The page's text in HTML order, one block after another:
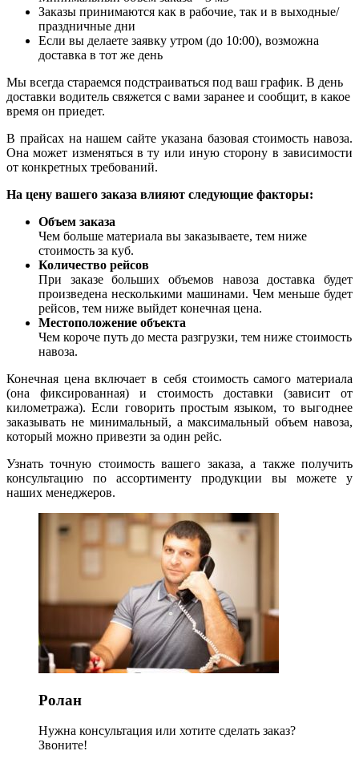
Заказы принимаются как в рабочие, так и в выходные/
праздничные дни
Если вы делаете заявку утром (до 10:00), возможна
доставка в тот же день
Мы всегда стараемся подстраиваться под ваш график. В день
доставки водитель свяжется с вами заранее и сообщит, в какое
время он приедет.
В прайсах на нашем сайте указана базовая стоимость навоза.
Она может изменяться в ту или иную сторону в зависимости
от конкретных требований.
На цену вашего заказа влияют следующие факторы:
Объем заказа
Чем больше материала вы заказываете, тем ниже
стоимость за куб.
Количество рейсов
При заказе больших объемов навоза доставка будет
произведена несколькими машинами. Чем меньше будет
рейсов, тем ниже выйдет конечная цена.
Местоположение объекта
Чем короче путь до места разгрузки, тем ниже стоимость
навоза.
Конечная цена включает в себя стоимость самого материала
(она фиксированная) и стоимость доставки (зависит от
километража). Если говорить простым языком, то выгоднее
заказывать не минимальный, а максимальный объем навоза,
который можно привезти за один рейс.
Узнать точную стоимость вашего заказа, а также получить
консультацию по ассортименту продукции вы можете у
наших менеджеров.
Ролан
Нужна консультация или хотите сделать заказ?
Звоните!